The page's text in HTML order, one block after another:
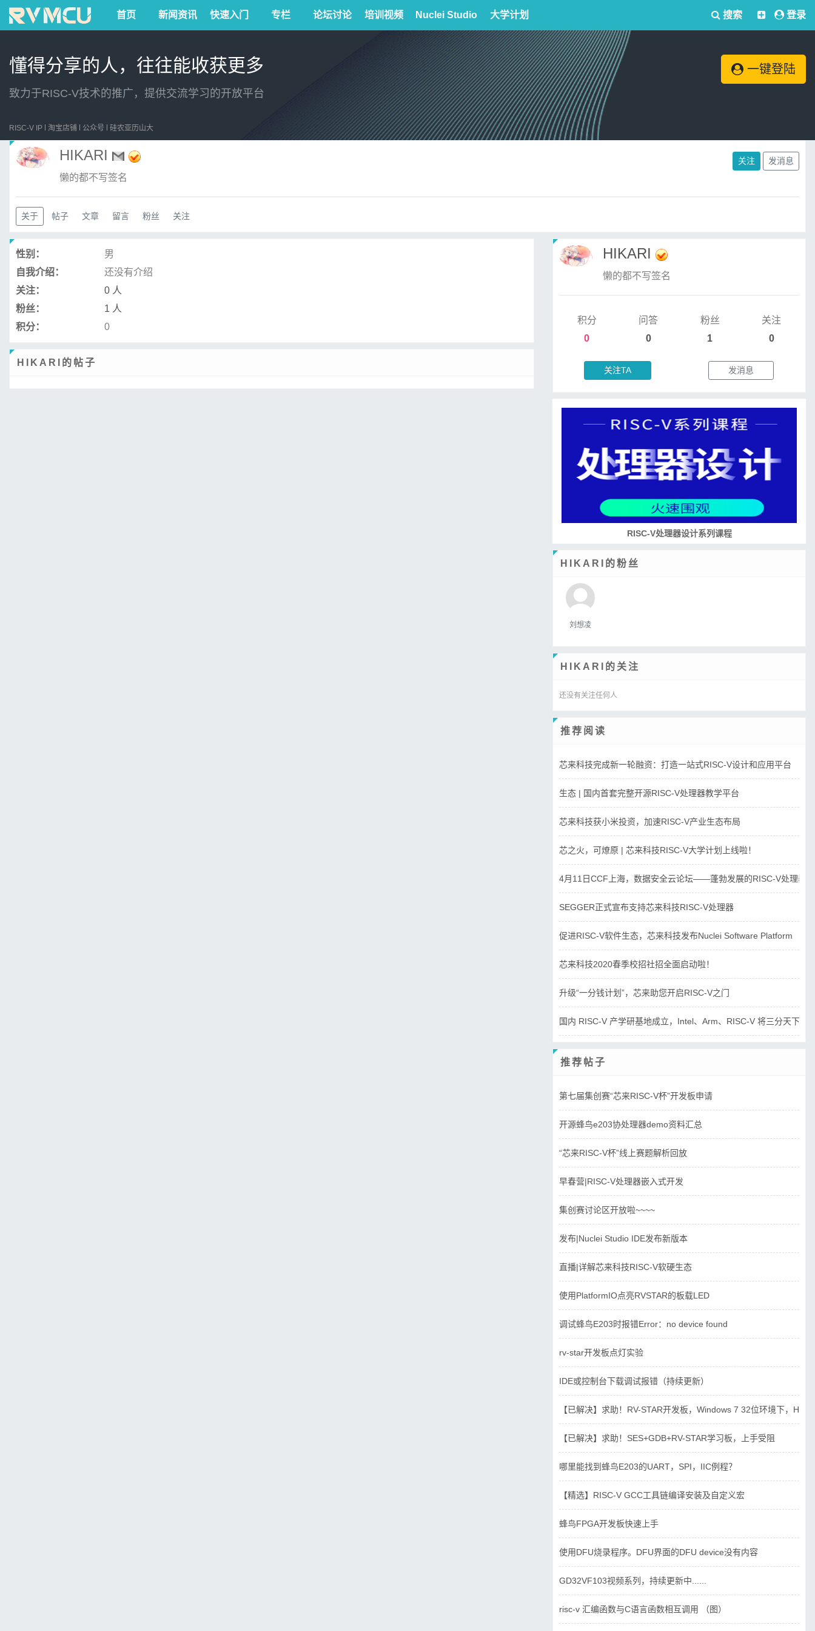
首页 新闻资讯 快速入门 专栏 论坛讨论 培训视频 Nuclei Studio 大学计划 搜索 登录
懂得分享的人，往往能收获更多
致力于RISC-V技术的推广，提供交流学习的开放平台
一键登陆
RISC-V IP 淘宝店铺 公众号 硅农亚历山大
HIKARI
懒的都不写签名
关注 发消息
关于 帖子 文章 留言 粉丝 关注
性别：
男
自我介绍：
还没有介绍
关注：
0 人
粉丝：
1 人
积分：
0
HIKARI的帖子
HIKARI
懒的都不写签名
积分
0
问答
0
粉丝
1
关注
0
关注TA 发消息
RISC-V处理器设计系列课程
HIKARI的粉丝
刘想凌
HIKARI的关注
还没有关注任何人
推荐阅读
芯来科技完成新一轮融资：打造一站式RISC-V设计和应用平台
生态 | 国内首套完整开源RISC-V处理器教学平台
芯来科技获小米投资，加速RISC-V产业生态布局
芯之火，可燎原 | 芯来科技RISC-V大学计划上线啦！
4月11日CCF上海，数据安全云论坛——蓬勃发展的RISC-V处理器
SEGGER正式宣布支持芯来科技RISC-V处理器
促进RISC-V软件生态，芯来科技发布Nuclei Software Platform
芯来科技2020春季校招社招全面启动啦！
升级“一分钱计划”，芯来助您开启RISC-V之门
国内 RISC-V 产学研基地成立，Intel、Arm、RISC-V 将三分天下？
推荐帖子
第七届集创赛“芯来RISC-V杯”开发板申请
开源蜂鸟e203协处理器demo资料汇总
“芯来RISC-V杯”线上赛题解析回放
早春营|RISC-V处理器嵌入式开发
集创赛讨论区开放啦~~~~
发布|Nuclei Studio IDE发布新版本
直播|详解芯来科技RISC-V软硬生态
使用PlatformIO点亮RVSTAR的板载LED
调试蜂鸟E203时报错Error：no device found
rv-star开发板点灯实验
IDE或控制台下载调试报错（持续更新）
【已解决】求助！RV-STAR开发板，Windows 7 32位环境下，
【已解决】求助！SES+GDB+RV-STAR学习板，上手受阻
哪里能找到蜂鸟E203的UART，SPI，IIC例程？
【精选】RISC-V GCC工具链编译安装及自定义宏
蜂鸟FPGA开发板快速上手
使用DFU烧录程序。DFU界面的DFU device没有内容
GD32VF103视频系列，持续更新中......
risc-v 汇编函数与C语言函数相互调用 （图）